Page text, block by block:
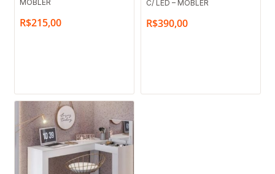
MOBLER
R$215,00
C/ LED – MOBLER
R$390,00